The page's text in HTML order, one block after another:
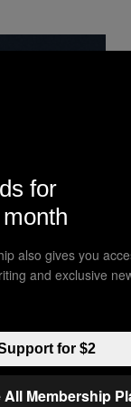
New
for
also gives you
and exclusive
for $2
All Membership